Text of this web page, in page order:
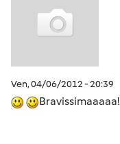
Ven, 04/06/2012 - 20:39